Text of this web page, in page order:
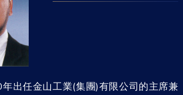
出任金山工業(集團)有限公司的主席兼